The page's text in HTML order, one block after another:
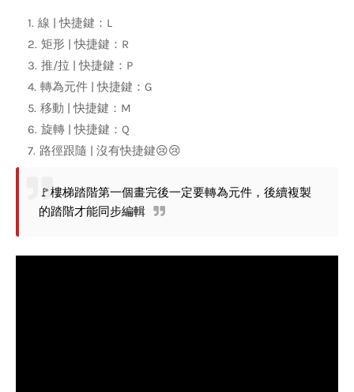
線 | 快捷鍵：L
矩形 | 快捷鍵：R
推/拉 | 快捷鍵：P
轉為元件 | 快捷鍵：G
移動 | 快捷鍵：M
旋轉 | 快捷鍵：Q
路徑跟隨 | 沒有快捷鍵😢😢
🚩樓梯踏階第一個畫完後一定要轉為元件，後續複製
的踏階才能同步編輯